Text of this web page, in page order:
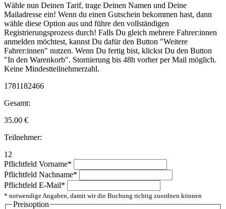
Wähle nun Deinen Tarif, trage Deinen Namen und Deine
Mailadresse ein! Wenn du einen Gutschein bekommen hast, dann
wähle diese Option aus und führe den vollständigen
Registrierungsprozess durch! Falls Du gleich mehrere Fahrer:innen
anmelden möchtest, kannst Du dafür den Button "Weitere
Fahrer:innen" nutzen. Wenn Du fertig bist, klickst Du den Button
"In den Warenkorb". Stornierung bis 48h vorher per Mail möglich.
Keine Mindestteilnehmerzahl.
1781182466
Gesamt:
35.00 €
Teilnehmer:
12
Pflichtfeld Vorname*
Pflichtfeld Nachname*
Pflichtfeld E-Mail*
* notwendige Angaben, damit wir die Buchung richtig zuordnen können
Preisoption